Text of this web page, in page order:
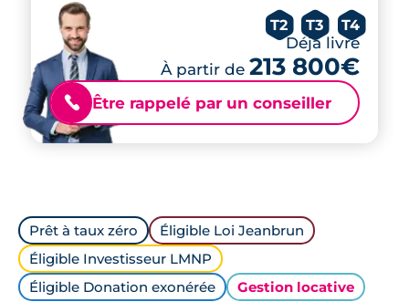
T2 T3 T4
Déjà livré
À partir de 213 800€
📞 Être rappelé par un conseiller
Prêt à taux zéro
Éligible Loi Jeanbrun
Éligible Investisseur LMNP
Éligible Donation exonérée
Gestion locative